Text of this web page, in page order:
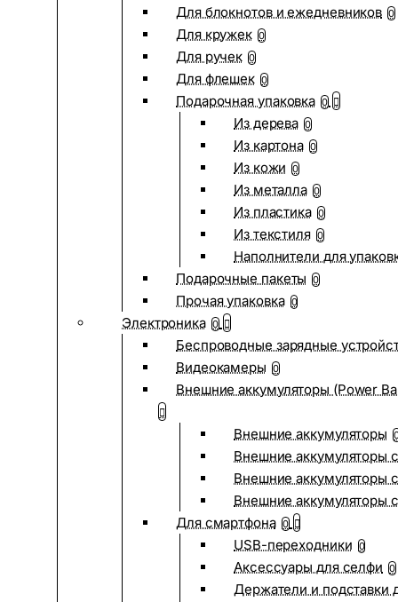
Для блокнотов и ежедневников 0
Для кружек 0
Для ручек 0
Для флешек 0
Подарочная упаковка 0
Из дерева 0
Из картона 0
Из кожи 0
Из металла 0
Из пластика 0
Из текстиля 0
Наполнители для
Подарочные пакеты 0
Прочая упаковка 0
Электроника 0
Беспроводные зарядные
Видеокамеры 0
Внешние аккумуляторы (Power
Внешние аккумуляторы
Внешние аккумуляторы
Внешние аккумуляторы
Внешние аккумуляторы
Для смартфона 0
USB-переходники 0
Аксессуары для селфи 0
Держатели и подставки